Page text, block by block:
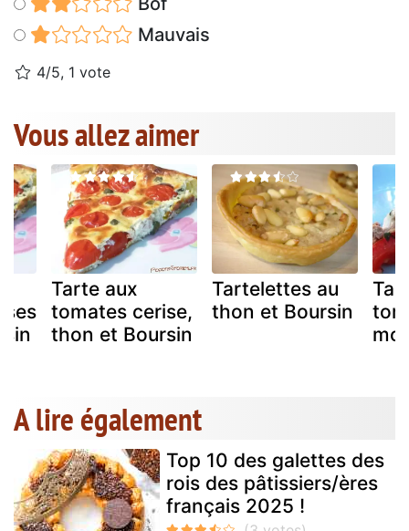
Mauvais
4/5, 1 vote
Vous allez aimer
Tarte aux
tomates cerise,
thon et Boursin
Tartelettes au
thon et Boursin
A lire également
Top 10 des galettes des
rois des pâtissiers/ères
français 2025 !